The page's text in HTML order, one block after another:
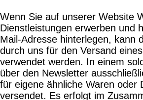
Wenn Sie auf unserer Website
Dienstleistungen erwerben und
Mail-Adresse hinterlegen, kann
durch uns für den Versand
verwendet werden. In einem
über den Newsletter
für eigene ähnliche Waren oder
versendet. Es erfolgt im